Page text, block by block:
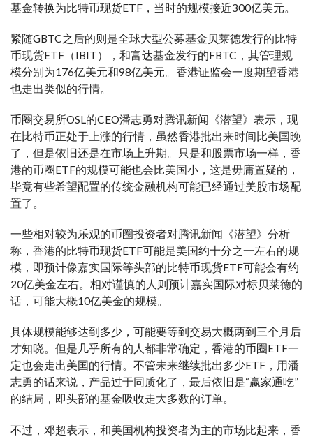
基金转换为比特币现货ETF，当时的规模接近300亿美元。
紧随GBTC之后的则是全球大型公募基金贝莱德发行的比特
币现货ETF（IBIT），和富达基金发行的FBTC，其管理规
模分别为176亿美元和98亿美元。香港证监会一度期望香港
也走出类似的行情。
币圈交易所OSL的CEO潘志勇对腾讯新闻《潜望》表示，现
在比特币正处于上涨的行情，虽然香港批出来时间比美国晚
了，但是依旧还是在市场上升期。只是和股票市场一样，香
港的币圈ETF的规模可能也会比美国小，这是毋庸置疑的，
毕竟有些希望配置的传统金融机构可能已经通过美股市场配
置了。
一些相对较为乐观的币圈投资者对腾讯新闻《潜望》分析
称，香港的比特币现货ETF可能是美国约十分之一左右的规
模，即预计像嘉实国际等头部的比特币现货ETF可能会有约
20亿美金左右。相对谨慎的人则预计嘉实国际对标贝莱德的
话，可能大概10亿美金的规模。
具体规模能够达到多少，可能要等到交易大概两到三个月后
才知晓。但是几乎所有的人都非常确定，香港的币圈ETF一
定也会走出美国的行情。不管未来继续批出多少ETF，用潘
志勇的话来说，产品过于同质化了，最后依旧是“赢家通吃”
的结局，即头部的基金吸收走大多数的订单。
不过，邓超表示，和美国机构投资者为主的市场比起来，香